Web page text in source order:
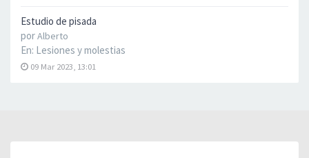
Estudio de pisada
porAlberto
En: Lesiones y molestias
09 Mar 2023, 13:01